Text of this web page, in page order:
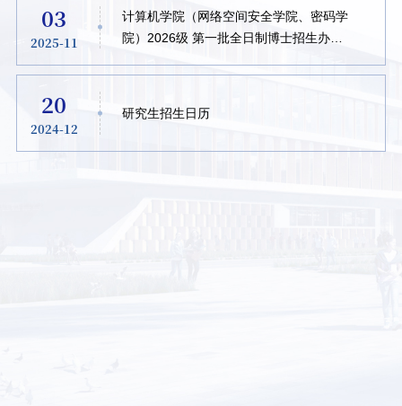
03
2025-11
计算机学院（网络空间安全学院、密码学
院）2026级 第一批全日制博士招生办法
20
2024-12
研究生招生日历